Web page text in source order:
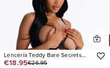
Lencería Teddy Bare Secrets
Crotchless Open Cup Lace
€18.95€26.95